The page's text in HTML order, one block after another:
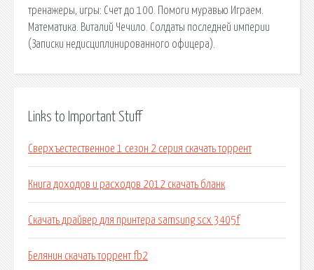
тренажеры, игры: Счет до 100. Помоги муравью Играем.
Математика. Виталий Чечило. Солдаты последней империи
(Записки недисциплинированного офицера).
Links to Important Stuff
Сверхъестественное 1 сезон 2 серия скачать торрент
Книга доходов и расходов 2012 скачать бланк
Скачать драйвер для принтера samsung scx 3405f
Белянин скачать торрент fb2